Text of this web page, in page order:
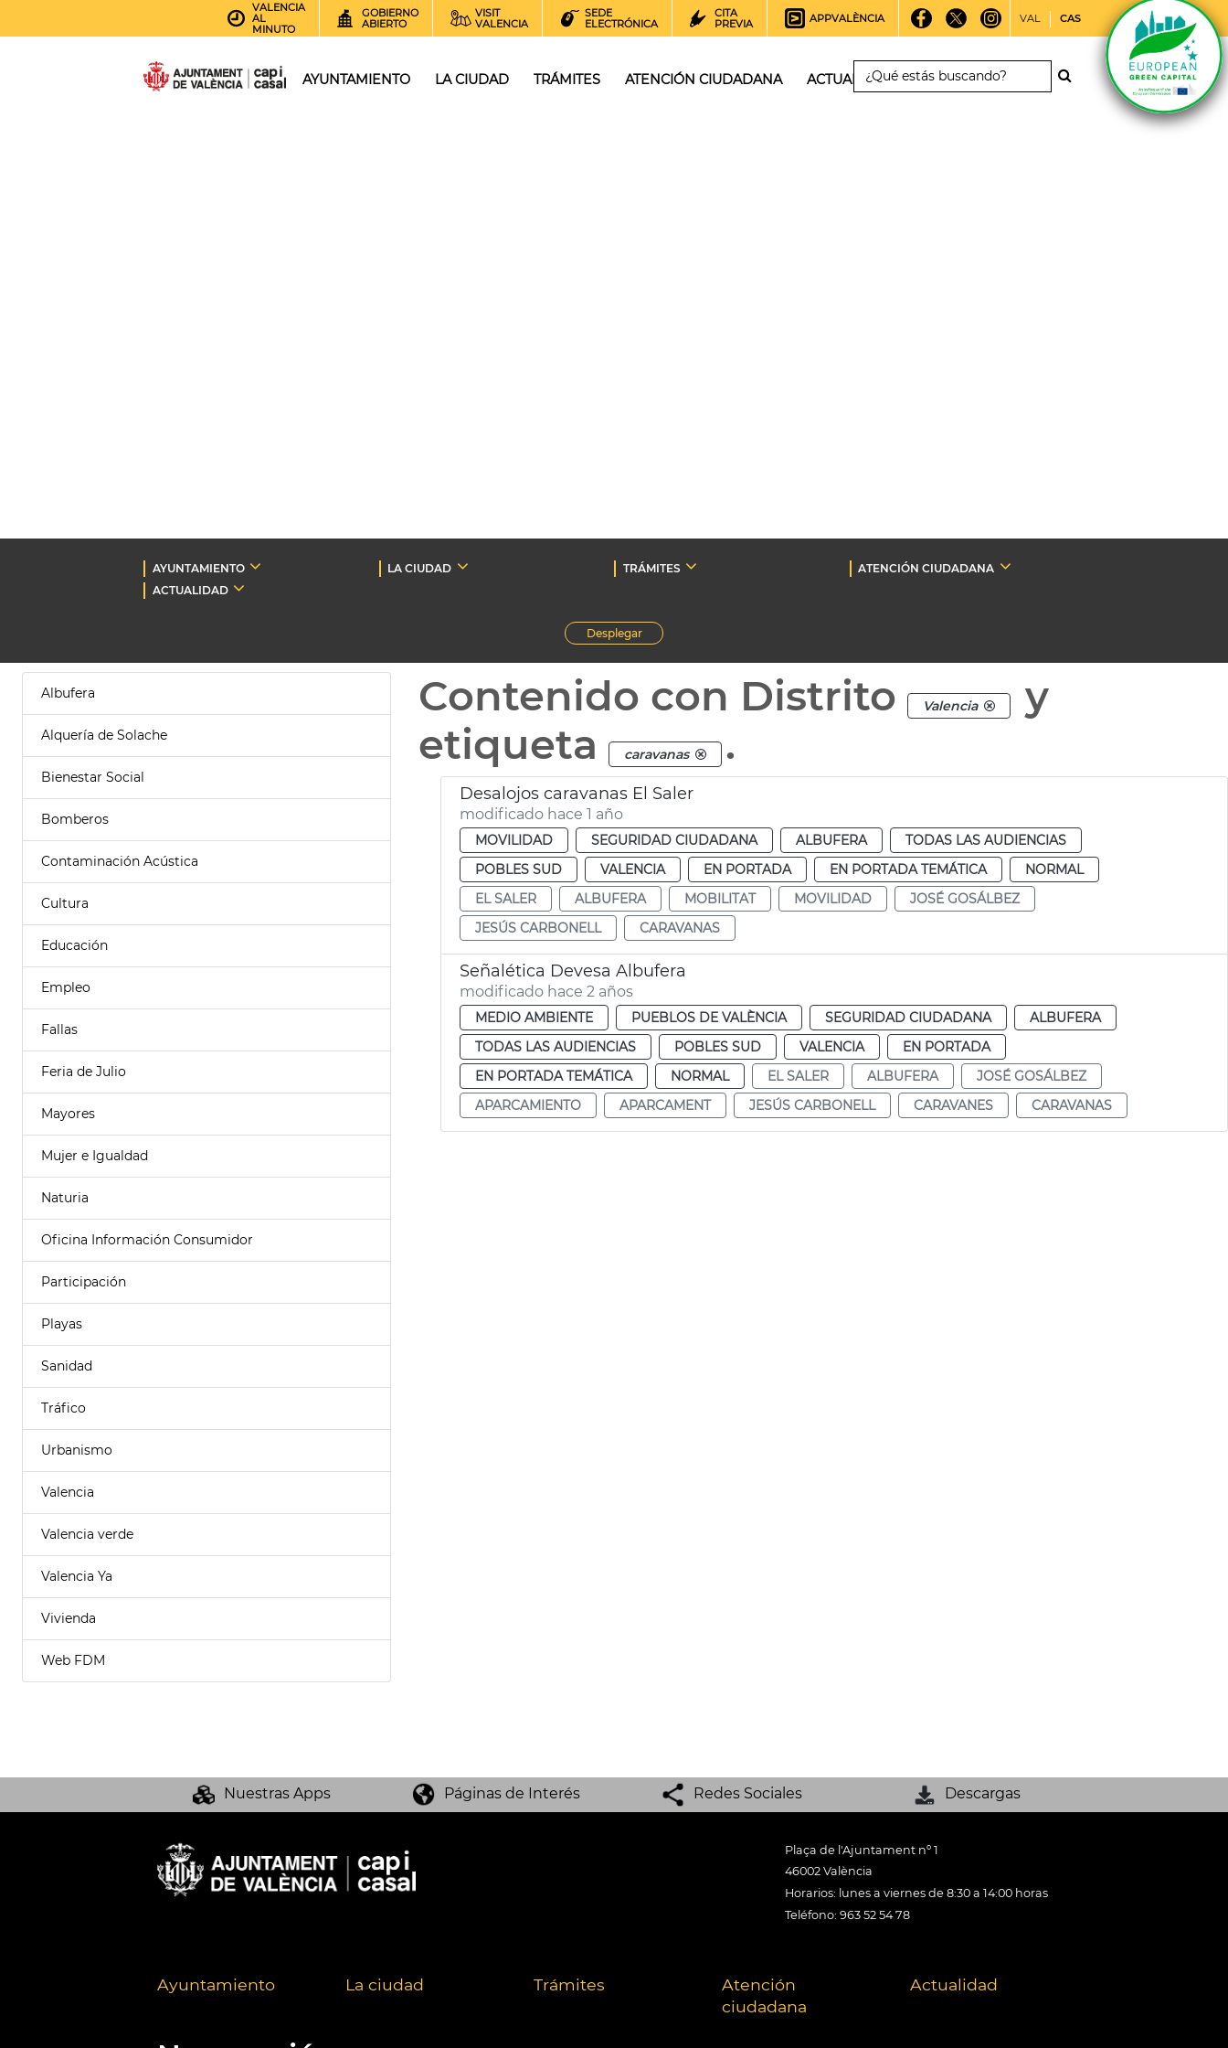
VALENCIA
AL
MINUTO
GOBIERNO
ABIERTO
VISIT
VALENCIA
SEDE
ELECTRÓNICA
CITA
PREVIA
APPVALÈNCIA VAL CAS
AYUNTAMIENTO LA CIUDAD TRÁMITES ATENCIÓN CIUDADANA ACTUALIDAD
AYUNTAMIENTO LA CIUDAD TRÁMITES
ATENCIÓN CIUDADANA
ACTUALIDAD
Desplegar
Albufera
Alquería de Solache
Bienestar Social
Bomberos
Contaminación Acústica
Cultura
Educación
Empleo
Fallas
Feria de Julio
Mayores
Mujer e Igualdad
Naturia
Oficina Información Consumidor
Participación
Playas
Sanidad
Tráfico
Urbanismo
Valencia
Valencia verde
Valencia Ya
Vivienda
Web FDM
Contenido con Distrito Valencia
y
etiqueta
caravanas .
Desalojos caravanas El Saler
modificado hace 1 año
MOVILIDAD SEGURIDAD CIUDADANA ALBUFERA
TODAS LAS AUDIENCIAS
POBLES SUD
VALENCIA EN PORTADA EN PORTADA TEMÁTICA
NORMAL
EL SALER
ALBUFERA MOBILITAT MOVILIDAD
JOSÉ GOSÁLBEZ
JESÚS CARBONELL
CARAVANAS
Señalética Devesa Albufera
modificado hace 2 años
MEDIO AMBIENTE PUEBLOS DE VALÈNCIA SEGURIDAD CIUDADANA
ALBUFERA
TODAS LAS AUDIENCIAS
POBLES SUD VALENCIA
EN PORTADA
EN PORTADA TEMÁTICA
NORMAL EL SALER ALBUFERA
JOSÉ GOSÁLBEZ
APARCAMIENTO
APARCAMENT JESÚS CARBONELL CARAVANES CARAVANAS
Nuestras Apps Páginas de Interés Redes Sociales Descargas
Plaça de l'Ajuntament nº 1
46002 València
Horarios: lunes a viernes de 8:30 a 14:00 horas
Teléfono: 963 52 54 78
Ayuntamiento La ciudad Trámites
Atención
ciudadana
Actualidad